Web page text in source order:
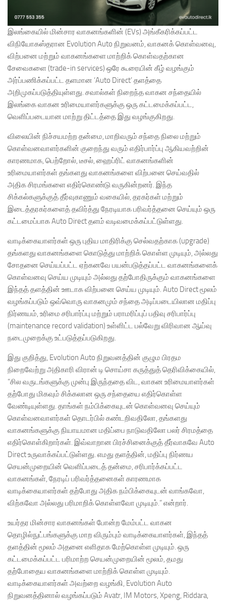
இலங்கையில் மின்சார வாகனங்களின் (EVs) அங்கீகரிக்கப்பட்ட
விநியோகஸ்தரான Evolution Auto நிறுவனம், வாகனக் கொள்வனவு,
விற்பனை மற்றும் வாகனங்களை மாற்றிக் கொள்வதற்கான
சேவைகளை (trade-in services) ஒரே கூரையின் கீழ் வழங்கும்
அர்ப்பணிக்கப்பட்ட தளமான ‘Auto Direct’ தளத்தை
அறிமுகப்படுத்தியுள்ளது. சவால்கள் நிறைந்த வாகன சந்தையில்
இலங்கை வாகன உரிமையாளர்களுக்கு ஒரு கட்டமைக்கப்பட்ட,
வெளிப்படையான மாற்று திட்டத்தை இது வழங்குகிறது.
விலையின் நிச்சயமற்ற தன்மை, மாறிவரும் சந்தை நிலை மற்றும்
கொள்வனவாளர்களின் குறைந்து வரும் எதிர்பார்ப்பு ஆகியவற்றின்
காரணமாக, பெற்றோல், டீசல், ஹைப்ரிட் வாகனங்களின்
உரிமையாளர்கள் தங்களது வாகனங்களை விற்பனை செய்வதில்
அதிக சிரமங்களை எதிர்கொண்டு வருகின்றனர். இந்த
சிக்கல்களுக்குத் தீர்வுகாணும் வகையில், தரகர்கள் மற்றும்
இடைத்தரகர்களைத் தவிர்த்து நேரடியாக பரிவர்த்தனை செய்யும் ஒரு
கட்டமைப்பாக Auto Direct தளம் வடிவமைக்கப்பட்டுள்ளது.
வாடிக்கையாளர்கள் ஒரு புதிய மாதிரிக்கு செல்வதற்காக (upgrade)
தங்களது வாகனங்களை கொடுத்து மாற்றிக் கொள்ள முடியும், அல்லது
சோதனை செய்யப்பட்ட ஏற்கனவே பயன்படுத்தப்பட்ட வாகனங்களைக்
கொள்வனவு செய்ய முடியும் அல்லது தற்போதிருக்கும் வாகனங்களை
இந்தத் தளத்தின் ஊடாக விற்பனை செய்ய முடியும். Auto Direct மூலம்
வழங்கப்படும் ஒவ்வொரு வாகனமும் சந்தை அடிப்படையிலான மதிப்பு
நிர்ணயம், உரிமை சரிபார்ப்பு மற்றும் பராமரிப்புப் பதிவு சரிபார்ப்பு
(maintenance record validation) உள்ளிட்ட பல்வேறு விரிவான ஆய்வு
நடைமுறைக்கு உட்படுத்தப்படுகிறது.
இது குறித்து, Evolution Auto நிறுவனத்தின் குழும பிரதம
நிறைவேற்று அதிகாரி விரான் டி சொய்சா கருத்துத் தெரிவிக்கையில்,
“சில வருடங்களுக்கு முன்பு இருந்ததை விட, வாகன உரிமையாளர்கள்
தற்போது மிகவும் சிக்கலான ஒரு சந்தையை எதிர்கொள்ள
வேண்டியுள்ளது. தாங்கள் நம்பிக்கையுடன் கொள்வனவு செய்யும்
கொள்வனவாளர்கள் தொடர்பில் கண்டறிவதிலோ, தங்களது
வாகனங்களுக்கு நியாயமான மதிப்பை நாடுவதிலோ பலர் சிரமத்தை
எதிர்கொள்கிறார்கள். இவ்வாறான பிரச்சினைக்குத் தீர்வாகவே Auto
Direct உருவாக்கப்பட்டுள்ளது. எமது தளத்தின், மதிப்பு நிர்ணய
செயன்முறையின் வெளிப்படைத் தன்மை, சரிபார்க்கப்பட்ட
வாகனங்கள், நேரடிப் பரிவர்த்தனைகள் காரணமாக
வாடிக்கையாளர்கள் தற்போது அதிக நம்பிக்கையுடன் வாங்கவோ,
விற்கவோ அல்லது பரிமாறிக் கொள்ளவோ முடியும்.” என்றார்.
உயர்தர மின்சார வாகனங்கள் போன்ற மேம்பட்ட வாகன
தொழில்நுட்பங்களுக்கு மாற விரும்பும் வாடிக்கையாளர்கள், இந்தத்
தளத்தின் மூலம் அதனை எளிதாக மேற்கொள்ள முடியும். ஒரு
கட்டமைக்கப்பட்ட பரிமாற்ற செயன்முறையின் மூலம், தமது
தற்போதைய வாகனங்களை மாற்றிக் கொள்ள முடியும்.
வாடிக்கையாளர்கள் அவற்றை வழங்கி, Evolution Auto
நிறுவனத்தினால் வழங்கப்படும் Avatr, IM Motors, Xpeng, Riddara,